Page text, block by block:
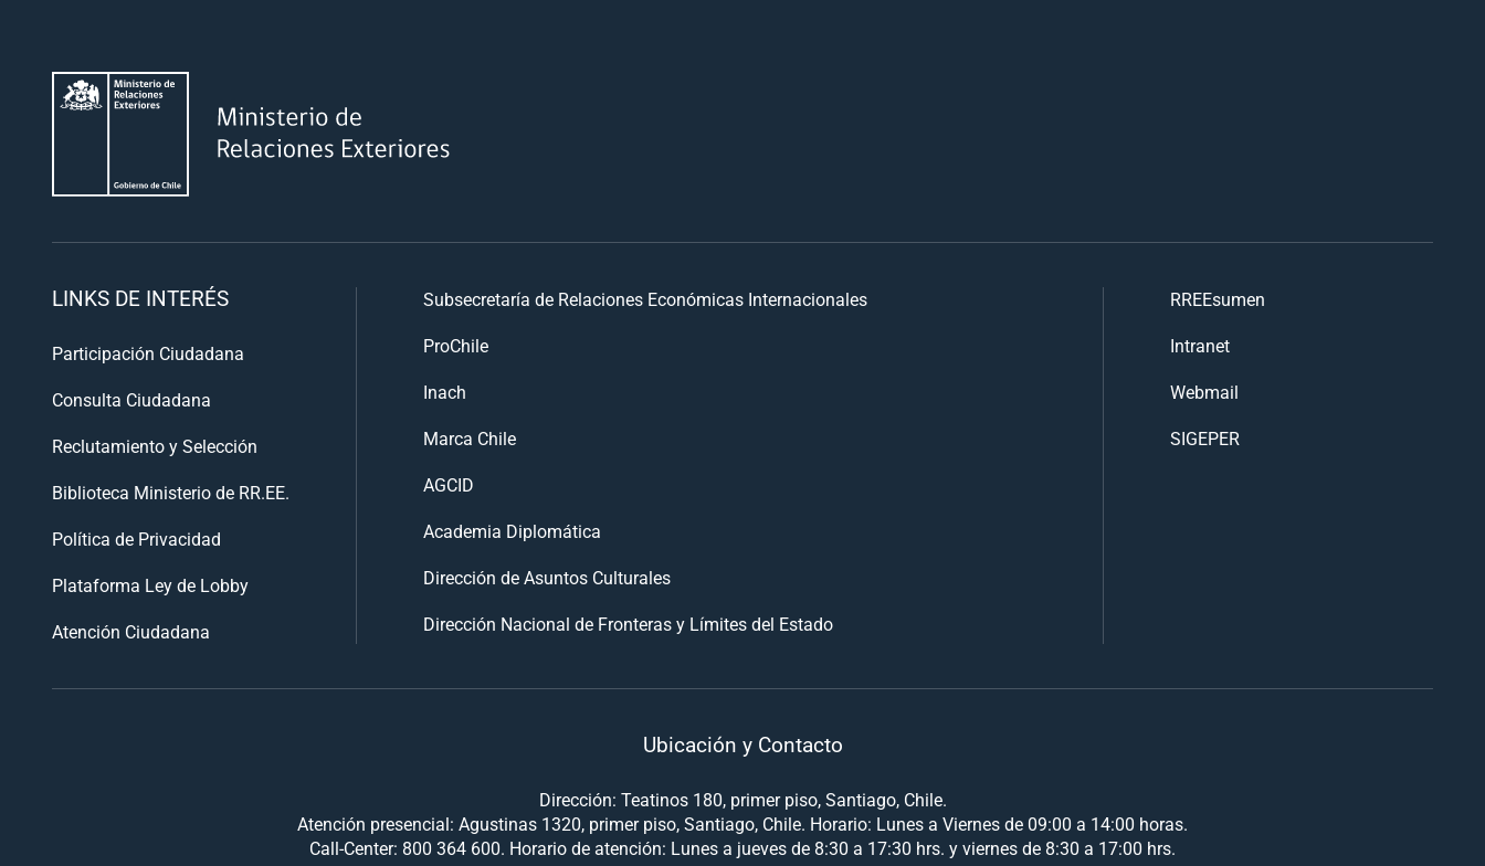
LINKS DE INTERÉS
Participación Ciudadana
Consulta Ciudadana
Reclutamiento y Selección
Biblioteca Ministerio de RR.EE.
Política de Privacidad
Plataforma Ley de Lobby
Atención Ciudadana
Subsecretaría de Relaciones Económicas Internacionales
ProChile
Inach
Marca Chile
AGCID
Academia Diplomática
Dirección de Asuntos Culturales
Dirección Nacional de Fronteras y Límites del Estado
RREEsumen
Intranet
Webmail
SIGEPER
Ubicación y Contacto
Dirección: Teatinos 180, primer piso, Santiago, Chile.
Atención presencial: Agustinas 1320, primer piso, Santiago, Chile. Horario: Lunes a Viernes de 09:00 a 14:00 horas.
Call-Center: 800 364 600. Horario de atención: Lunes a jueves de 8:30 a 17:30 hrs. y viernes de 8:30 a 17:00 hrs.